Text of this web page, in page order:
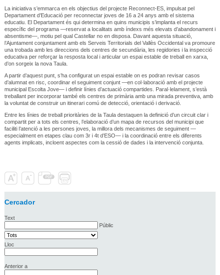
La iniciativa s’emmarca en els objectius del projecte Reconnect-ES, impulsat pel
Departament d’Educació per reconnectar joves de 16 a 24 anys amb el sistema
educatiu. El Departament és qui determina en quins municipis s’implanta el recurs
específic del programa —reservat a localitats amb índexs més elevats d’abandonament i
absentisme—, motiu pel qual Castellar no en disposa. Davant aquesta situació,
l’Ajuntament conjuntament amb els Serveis Territorials del Vallès Occidental va promoure
una trobada amb les direccions dels centres de secundària, les regidories i la inspecció
educativa per reforçar la resposta local i articular un espai estable de treball en xarxa,
d’on sorgeix la nova Taula.
A partir d’aquest punt, s’ha configurat un espai estable on es podran revisar casos
d’alumnat en risc, coordinar el seguiment conjunt —en col·laboració amb el projecte
municipal Escolta Jove— i definir línies d’actuació compartides. Paral·lelament, s’està
treballant per incorporar també els centres de primària amb una mirada preventiva, amb
la voluntat de construir un itinerari comú de detecció, orientació i derivació.
Entre les línies de treball prioritàries de la Taula destaquen la definició d’un circuit clar i
compartit per a tots els centres, l’elaboració d’un mapa de recursos del municipi que
faciliti l’atenció a les persones joves, la millora dels mecanismes de seguiment —
especialment en etapes clau com 3r i 4t d’ESO— i la coordinació entre els diferents
agents implicats, incloent aspectes com la cessió de dades i la intervenció conjunta.
Cercador
Text
Públic
Lloc
Anterior a